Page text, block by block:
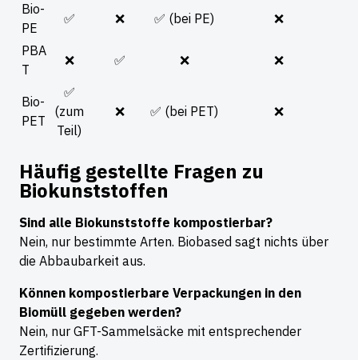
Bio-
PE
✅ ❌ ✅ (bei PE)
❌
PBA
T
❌ ✅ ❌ ❌
Bio-
PET
✅
(zum
Teil)
❌ ✅ (bei PET) ❌
Häufig gestellte Fragen zu
Biokunststoffen
Sind alle Biokunststoffe kompostierbar?
Nein, nur bestimmte Arten. Biobased sagt nichts über
die Abbaubarkeit aus.
Können kompostierbare Verpackungen in den
Biomüll gegeben werden?
Nein, nur GFT-Sammelsäcke mit entsprechender
Zertifizierung.